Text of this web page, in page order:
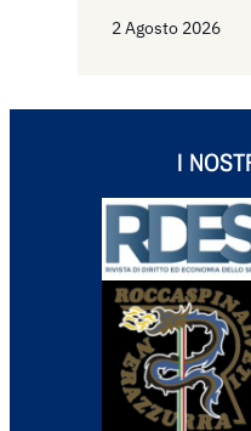
2 Agosto 2026
I